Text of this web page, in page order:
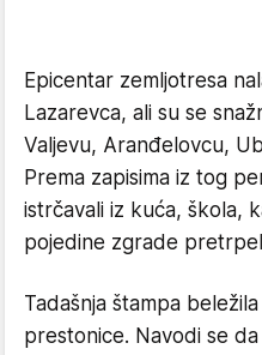
Epicentar zemljotresa
Lazarevca, ali su se
Valjevu, Aranđelovcu,
Prema zapisima iz tog
istrčavali iz kuća, škola,
pojedine zgrade
Tadašnja štampa
prestonice. Navodi se